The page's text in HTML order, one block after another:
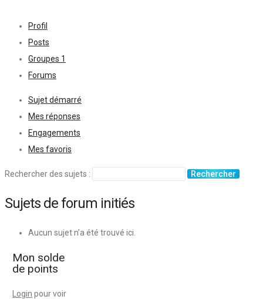
Profil
Posts
Groupes 1
Forums
Sujet démarré
Mes réponses
Engagements
Mes favoris
Rechercher des sujets :
Sujets de forum initiés
Aucun sujet n’a été trouvé ici.
Mon solde
de points
Login pour voir